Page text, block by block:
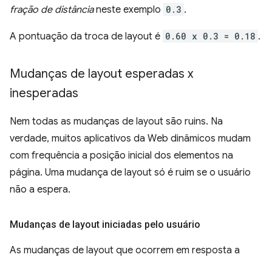
fração de distâncianeste exemplo 0.3 .
A pontuação da troca de layout é 0.60 x 0.3 = 0.18 .
Mudanças de layout esperadas x
inesperadas
Nem todas as mudanças de layout são ruins. Na
verdade, muitos aplicativos da Web dinâmicos mudam
com frequência a posição inicial dos elementos na
página. Uma mudança de layout só é ruim se o usuário
não a espera.
Mudanças de layout iniciadas pelo usuário
As mudanças de layout que ocorrem em resposta a